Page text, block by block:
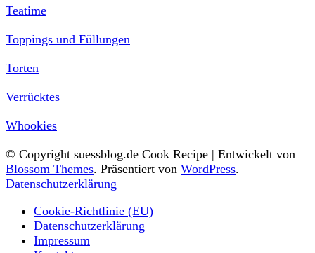
Teatime
Toppings und Füllungen
Torten
Verrücktes
Whookies
© Copyright suessblog.de Cook Recipe | Entwickelt von
Blossom Themes. Präsentiert von WordPress.
Datenschutzerklärung
Cookie-Richtlinie (EU)
Datenschutzerklärung
Impressum